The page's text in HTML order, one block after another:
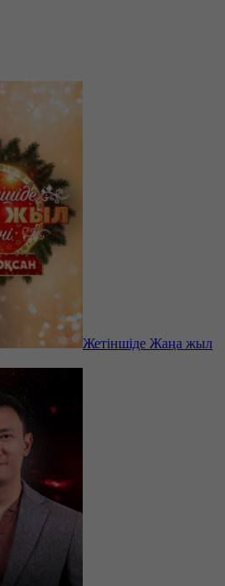
Жетіншіде Жаңа жыл